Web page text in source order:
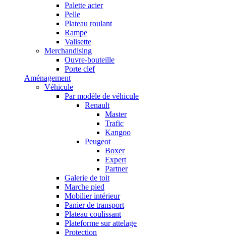
Palette acier
Pelle
Plateau roulant
Rampe
Valisette
Merchandising
Ouvre-bouteille
Porte clef
Aménagement
Véhicule
Par modèle de véhicule
Renault
Master
Trafic
Kangoo
Peugeot
Boxer
Expert
Partner
Galerie de toit
Marche pied
Mobilier intérieur
Panier de transport
Plateau coulissant
Plateforme sur attelage
Protection